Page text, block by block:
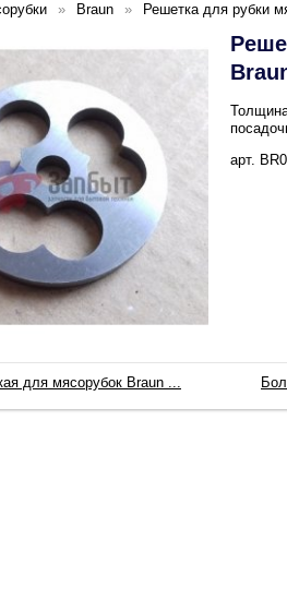
Braun Решетка для рубки
арт.
для мясорубок Braun ...